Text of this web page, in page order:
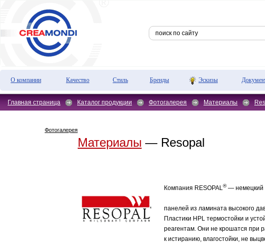
О компании Качество Стиль Бренды Эскизы
Главная страница Каталог продукции Фотогалерея Материалы
Фотогалерея
Материалы — Resopal
Компания RESOPAL®— немецкий
панелей из ламината высокого
Пластики HPL термостойки и
реагентам. Они не крошатся при
к истиранию, влагостойки, не